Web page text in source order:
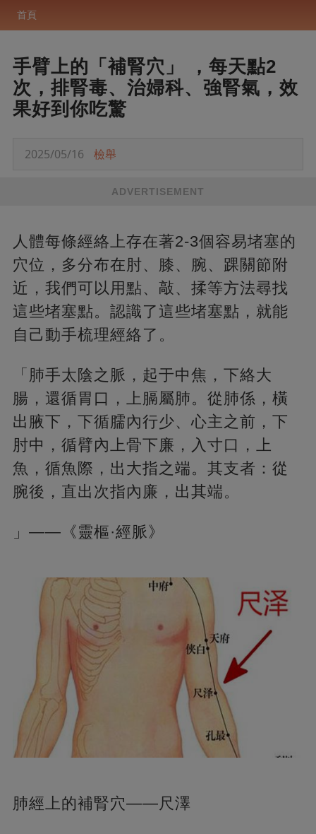
首頁
手臂上的「補腎穴」 ，每天點2
次，排腎毒、治婦科、強腎氣，效
果好到你吃驚
2025/05/16 檢舉
ADVERTISEMENT
人體每條經絡上存在著2-3個容易堵塞的
穴位，多分布在肘、膝、腕、踝關節附
近，我們可以用點、敲、揉等方法尋找
這些堵塞點。認識了這些堵塞點，就能
自己動手梳理經絡了。
「肺手太陰之脈，起于中焦，下絡大
腸，還循胃口，上膈屬肺。從肺係，橫
出腋下，下循臑內行少、心主之前，下
肘中，循臂內上骨下廉，入寸口，上
魚，循魚際，出大指之端。其支者：從
腕後，直出次指內廉，出其端。
」——《靈樞·經脈》
肺經上的補腎穴——尺澤